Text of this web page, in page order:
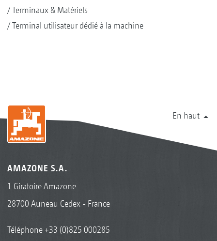
Terminaux & Matériels
Terminal utilisateur dédié à la machine
En haut
AMAZONE S.A.
1 Giratoire Amazone
28700 Auneau Cedex - France
Téléphone+33 (0)825 000285